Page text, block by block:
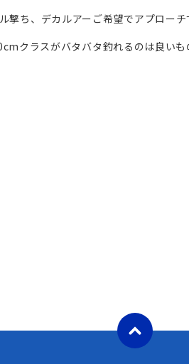
ち、デカルアーご希望でアプロー
クラスがバタバタ釣れるのは良い